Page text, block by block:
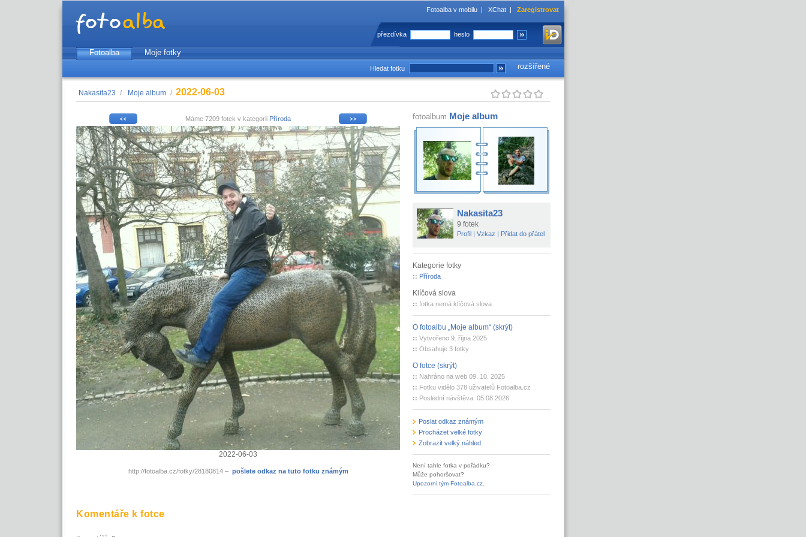
Fotoalba v mobilu | XChat | Zaregistrovat
přezdívka heslo
Fotoalba
Moje fotky
rozšířené
Hledat fotku
Nakasita23 / Moje album / 2022-06-03
Máme 7209 fotek v kategorii Příroda
2022-06-03
http://fotoalba.cz/fotky/28180814 – pošlete odkaz na tuto fotku známým
Komentáře k fotce
fotoalbum Moje album
Nakasita23
9 fotek
Profil |Vzkaz | Přidat do přátel
Kategorie fotky
:: Příroda
Klíčová slova
:: fotka nemá klíčová slova
O fotoalbu „Moje album“ (skrýt)
:: Vytvořeno 9. října 2025
:: Obsahuje 3 fotky
O fotce (skrýt)
:: Nahráno na web 09. 10. 2025
:: Fotku vidělo 378 uživatelů Fotoalba.cz
:: Poslední návštěva: 05.08.2026
Poslat odkaz známým
Procházet velké fotky
Zobrazit velký náhled
Není tahle fotka v pořádku?
Může pohoršovat?
Upozorni tým Fotoalba.cz